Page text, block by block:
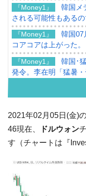
『Money1』
韓国メ
される可能性もある
『Money1』
韓国07
コアコアは上がった。
『Money1』
韓国･
発令。李在明「猛暑
07月販売台数は去年
た。『起亜』は9台だ
『Money1』
韓国「
落！
『Money1』
韓国
兵器「K10」が改良に
『Money1』
韓国
2021年02月05日(金)
46現在、
ドルウォン
す（チャートは『